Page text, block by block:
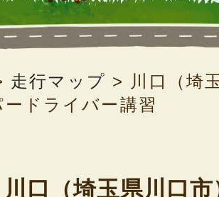
走行マップ > 川口（埼
ードライバー講習
川口（埼玉県川口